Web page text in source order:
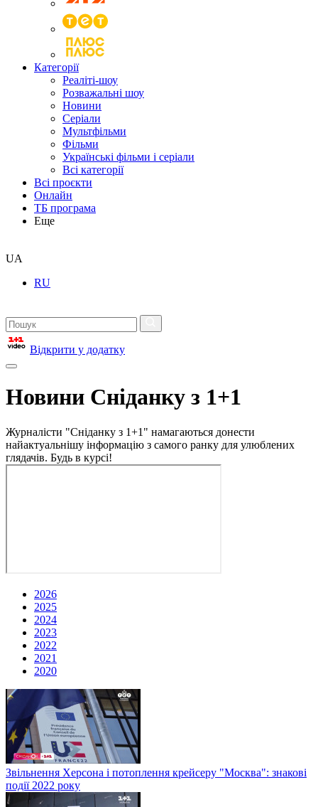
Категорії
Реаліті-шоу
Розважальні шоу
Новини
Серіали
Мультфільми
Фільми
Українські фільми і серіали
Всі категорії
Всі проєкти
Онлайн
ТБ програма
Еще
UA
RU
Відкрити у додатку
Новини Сніданку з 1+1
Журналісти "Сніданку з 1+1" намагаються донести
найактуальнішу інформацію з самого ранку для улюблених
глядачів. Будь в курсі!
2026
2025
2024
2023
2022
2021
2020
Звільнення Херсона і потоплення крейсеру "Москва": знакові
події 2022 року